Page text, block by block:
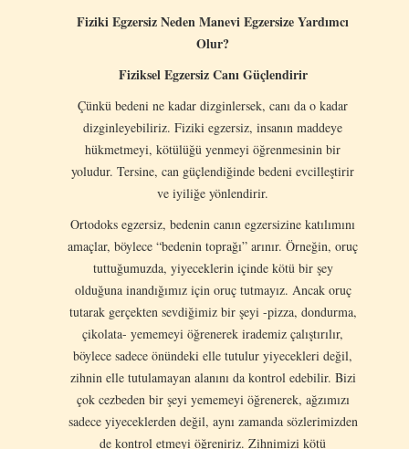
Fiziki Egzersiz Neden Manevi Egzersize Yardımcı
Olur?
Fiziksel Egzersiz Canı Güçlendirir
Çünkü bedeni ne kadar dizginlersek, canı da o kadar
dizginleyebiliriz. Fiziki egzersiz, insanın maddeye
hükmetmeyi, kötülüğü yenmeyi öğrenmesinin bir
yoludur. Tersine, can güçlendiğinde bedeni evcilleştirir
ve iyiliğe yönlendirir.
Ortodoks egzersiz, bedenin canın egzersizine katılımını
amaçlar, böylece “bedenin toprağı” arınır. Örneğin, oruç
tuttuğumuzda, yiyeceklerin içinde kötü bir şey
olduğuna inandığımız için oruç tutmayız. Ancak oruç
tutarak gerçekten sevdiğimiz bir şeyi -pizza, dondurma,
çikolata- yememeyi öğrenerek irademiz çalıştırılır,
böylece sadece önündeki elle tutulur yiyecekleri değil,
zihnin elle tutulamayan alanını da kontrol edebilir. Bizi
çok cezbeden bir şeyi yememeyi öğrenerek, ağzımızı
sadece yiyeceklerden değil, aynı zamanda sözlerimizden
de kontrol etmeyi öğreniriz. Zihnimizi kötü